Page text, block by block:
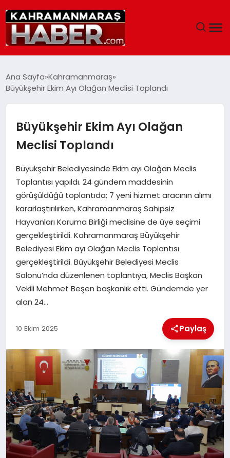
SIYASET
EĞITIM
EKONOMI
SAĞLIK
GENEL
SPOR
İLÇE HABERLERI
DÜNYA
İLETIŞIM
KÜNYE
Ana Sayfa Kahramanmaraş
Büyükşehir Ekim Ayı Olağan Meclisi Toplandı
Büyükşehir Ekim Ayı Olağan
Meclisi Toplandı
Büyükşehir Belediyesinde Ekim ayı Olağan Meclis
Toplantısı yapıldı. 24 gündem maddesinin
görüşüldüğü toplantıda; 7 yeni hizmet aracının alımı
kararlaştırılırken, Kahramanmaraş Sahipsiz
Hayvanları Koruma Birliği meclisine de üye seçimi
gerçekleştirildi. Kahramanmaraş Büyükşehir
Belediyesi Ekim ayı Olağan Meclis Toplantısı
gerçekleştirildi. Büyükşehir Belediyesi Meclis
Salonu’nda düzenlenen toplantıya, Meclis Başkan
Vekili Mehmet Beşen başkanlık etti. Gündemde yer
alan 24…
10 Ekim 2025 Paylaş